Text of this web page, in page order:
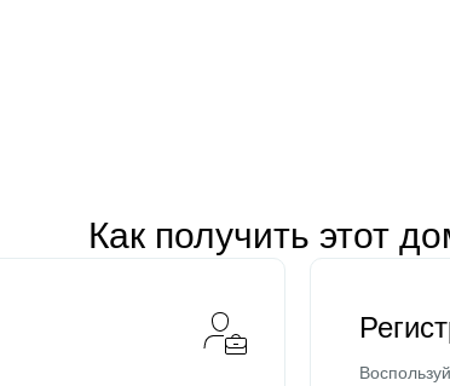
Как получить этот